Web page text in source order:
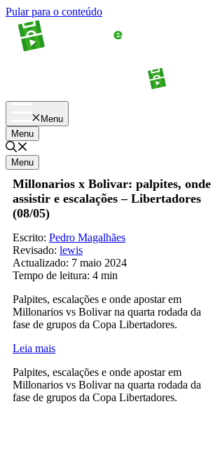
Pular para o conteúdo
Menu
Menu
Menu
Millonarios x Bolivar: palpites, onde
assistir e escalações – Libertadores
(08/05)
Escrito: Pedro Magalhães
Revisado: lewis
Actualizado: 7 maio 2024
Tempo de leitura: 4 min
Palpites, escalações e onde apostar em
Millonarios vs Bolivar na quarta rodada da
fase de grupos da Copa Libertadores.
Leia mais
Palpites, escalações e onde apostar em
Millonarios vs Bolivar na quarta rodada da
fase de grupos da Copa Libertadores.